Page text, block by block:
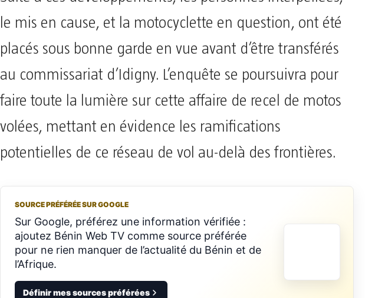
le mis en cause, et la motocyclette en question, ont été
placés sous bonne garde en vue avant d’être transférés
au commissariat d’Idigny. L’enquête se poursuivra pour
faire toute la lumière sur cette affaire de recel de motos
volées, mettant en évidence les ramifications
potentielles de ce réseau de vol au-delà des frontières.
SOURCE PRÉFÉRÉE SUR GOOGLE
Sur Google, préférez une information vérifiée :
ajoutez Bénin Web TV comme source préférée
pour ne rien manquer de l’actualité du Bénin et de
l’Afrique.
Définir mes sources préférées